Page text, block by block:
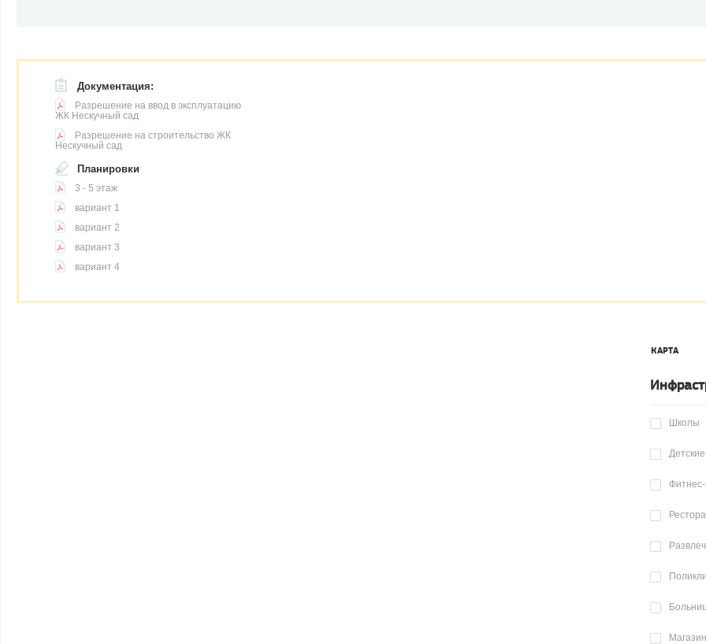
Документация:
Разрешение на ввод в эксплуатацию
ЖК Нескучный сад
Разрешение на строительство ЖК
Нескучный сад
Планировки
3 - 5 этаж
вариант 1
вариант 2
вариант 3
вариант 4
КАРТА
Школы